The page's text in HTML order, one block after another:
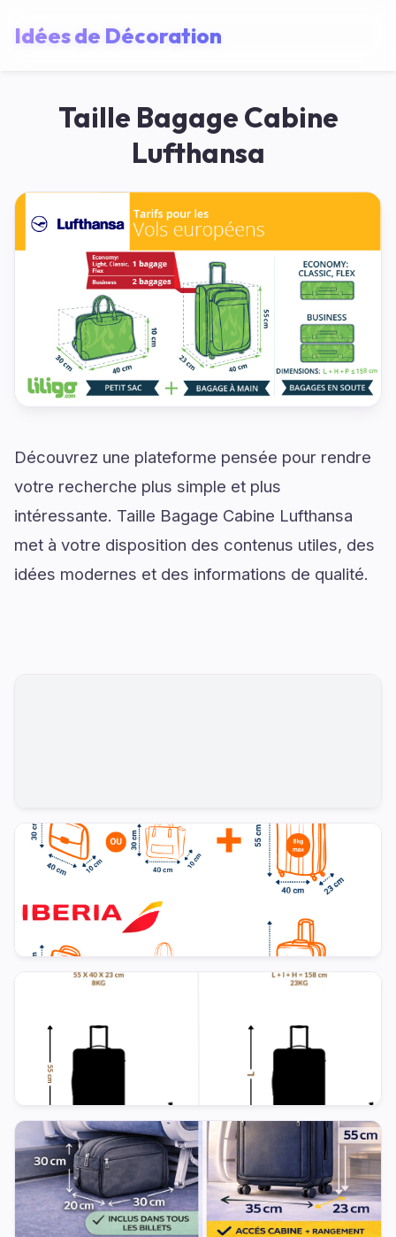
Idées de Décoration
Taille Bagage Cabine
Lufthansa
Découvrez une plateforme pensée pour rendre
votre recherche plus simple et plus
intéressante. Taille Bagage Cabine Lufthansa
met à votre disposition des contenus utiles, des
idées modernes et des informations de qualité.